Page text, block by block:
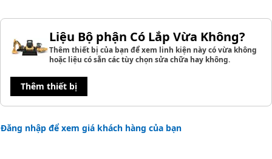
Liệu Bộ phận Có Lắp Vừa Không?
Thêm thiết bị của bạn để xem linh kiện này có vừa không
hoặc liệu có sẵn các tùy chọn sửa chữa hay không.
Thêm thiết bị
Đăng nhập để xem giá khách hàng của bạn